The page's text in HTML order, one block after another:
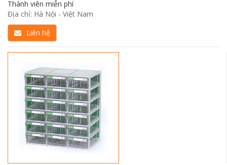
Thành viên miễn phí
Địa chỉ: Hà Nội - Việt Nam
Liên hệ